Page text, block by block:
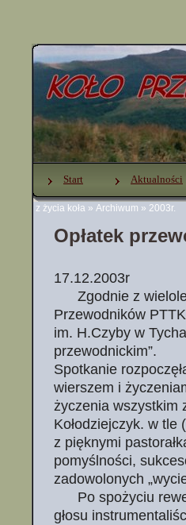
z życia koła » Archiwum » 2003r.
Start Aktualności
Opłatek
17.12.2003r
Zgodnie z
Przewodników PTTK
im. H.Czyby w
przewodnickim”.
Spotkanie
wierszem i
życzenia wszystkim
Kołodziejczyk. w tle
z pięknymi
pomyślności,
zadowolonych
Po spożyciu
głosu